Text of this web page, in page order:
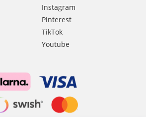
Instagram
Pinterest
TikTok
Youtube